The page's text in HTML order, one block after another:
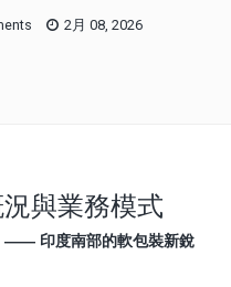
2月 08, 2026
與業務模式
—— 印度南部的軟包裝新銳